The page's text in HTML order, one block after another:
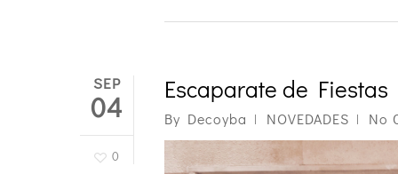
SEP
04
0
Escaparate de Fiestas
By Decoyba NOVEDADES No